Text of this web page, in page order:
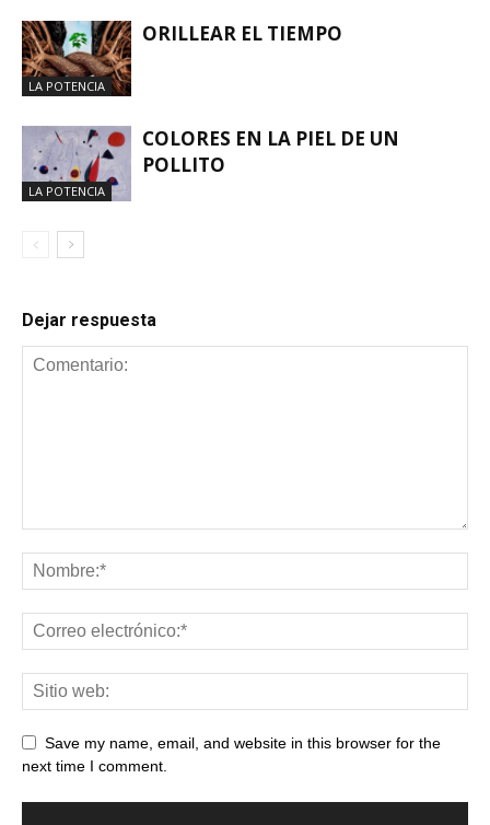
LA POTENCIA
ORILLEAR EL TIEMPO
LA POTENCIA
COLORES EN LA PIEL DE UN
POLLITO
Dejar respuesta
Save my name, email, and website in this browser for the
next time I comment.